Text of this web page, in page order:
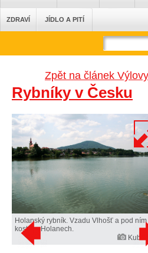
ZDRAVÍ JÍDLO A PITÍ
Zpět na článek
Rybníky v Česku
Holanský rybník. Vzadu Vlhošť a pod ním
kostel v Holanech.
Kuba